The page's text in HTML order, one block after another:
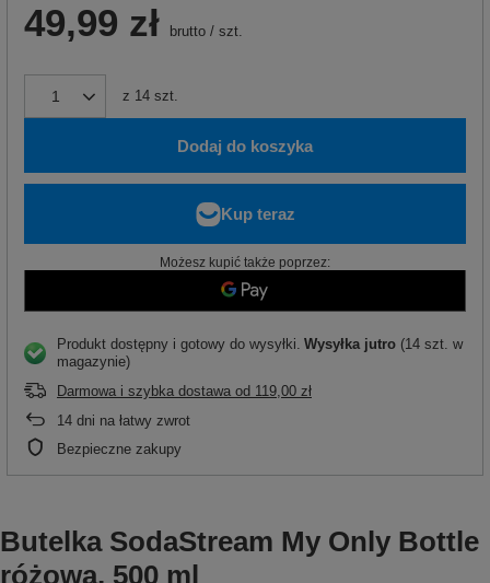
49,99 zł brutto / szt.
z 14 szt.
Dodaj do koszyka
Możesz kupić także poprzez:
Produkt dostępny i gotowy do wysyłki Wysyłka jutro (14 szt. w
magazynie)
Darmowa i szybka dostawa od 119,00 zł
14 dni na łatwy zwrot
Bezpieczne zakupy
Butelka SodaStream My Only Bottle
różowa, 500 ml